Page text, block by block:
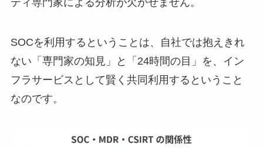
ティ専門家による分析が欠かせません。
SOCを利用するということは、自社では抱えきれ
ない「専門家の知見」と「24時間の目」を、イン
フラサービスとして賢く共同利用するということ
なのです。